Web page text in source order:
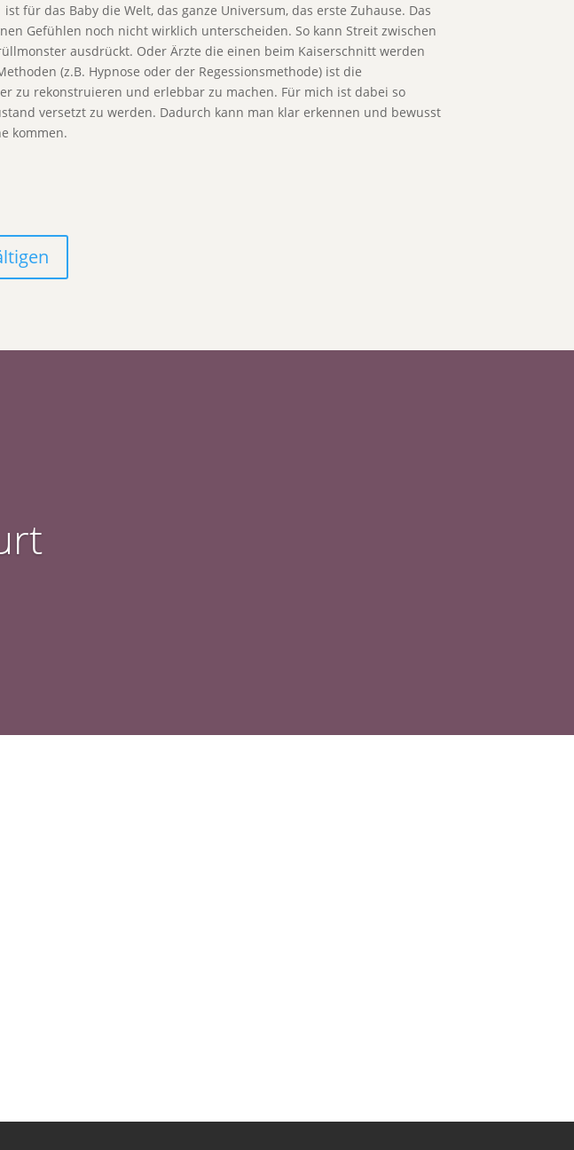
für das Baby die Welt, das ganze Universum, das erste Zuhause. Das
Gefühlen noch nicht wirklich unterscheiden. So kann Streit zwischen
ausdrückt. Oder Ärzte die einen beim Kaiserschnitt werden
(z.B. Hypnose oder der Regessionsmethode) ist die
zu rekonstruieren und erlebbar zu machen. Für mich ist dabei so
versetzt zu werden. Dadurch kann man klar erkennen und bewusst
kommen.